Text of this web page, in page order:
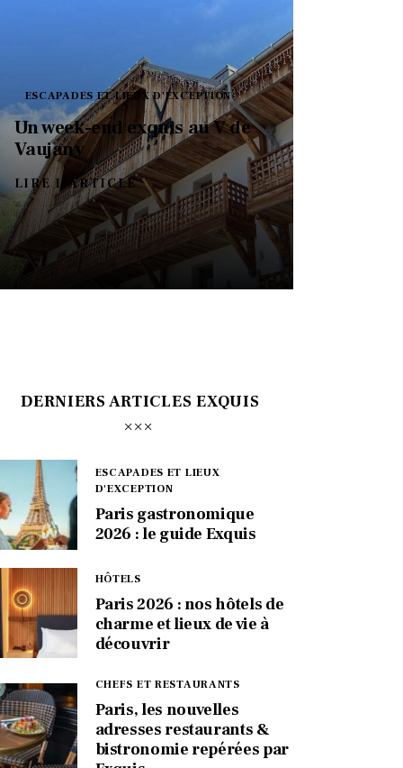
ESCAPADES ET LIEUX D'EXCEPTION
Un week-end exquis au V de
Vaujany
LIRE L'ARTICLE
DERNIERS ARTICLES EXQUIS
ESCAPADES ET LIEUX
D'EXCEPTION
Paris gastronomique
2026 : le guide Exquis
HÔTELS
Paris 2026 : nos hôtels de
charme et lieux de vie à
découvrir
CHEFS ET RESTAURANTS
Paris, les nouvelles
adresses restaurants &
bistronomie repérées par